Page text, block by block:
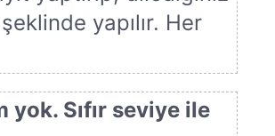
yapılır. Her
Sıfır seviye ile